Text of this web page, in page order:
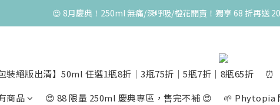
高峰期家長很安心 🧡 滿 3000 元加贈深呼吸10ml
😍 50ml 任一瓶結帳享 8 折，任三瓶享 75 折，任五瓶享 7 折！想
高峰期家長很安心 🧡 滿 3000 元加贈深呼吸10ml
裝絕版出清】50ml 任選1瓶8折│3瓶75折│5瓶7折│8瓶65折 ⏰
商品 😍 88 限量 250ml 慶典專區，售完不補 😍 🌱 Phytopia